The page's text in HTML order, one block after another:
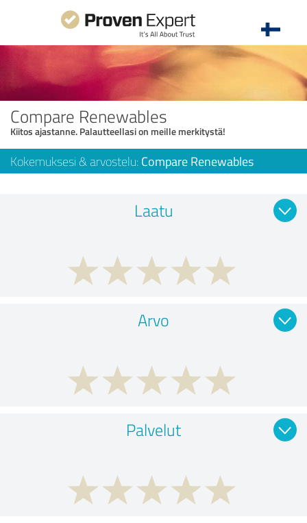
Compare Renewables
Kiitos ajastanne. Palautteellasi on meille merkitystä!
Kokemuksesi & arvostelu: Compare Renewables
Laatu
Arvo
Palvelut